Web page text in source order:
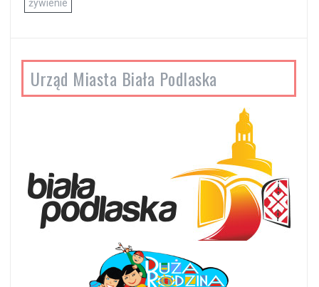
żywienie
Urząd Miasta Biała Podlaska